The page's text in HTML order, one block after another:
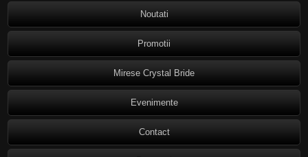
Noutati
Promotii
Mirese Crystal Bride
Evenimente
Contact